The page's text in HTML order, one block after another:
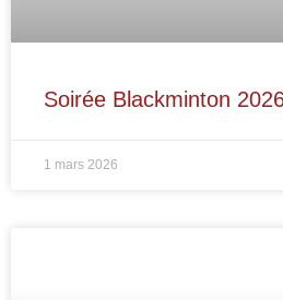
Soirée Blackminton
1 mars 2026